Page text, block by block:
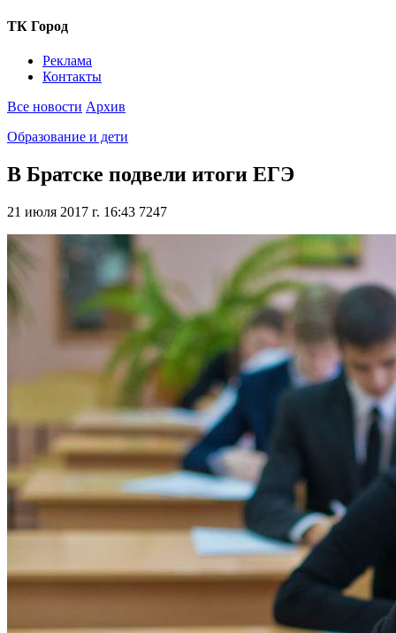
ТК Город
Реклама
Контакты
Все новости Архив
Образование и дети
В Братске подвели итоги ЕГЭ
21 июля 2017 г. 16:43 7247